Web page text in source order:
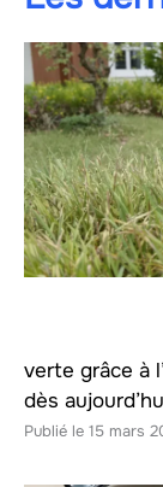
verte grâce à
dès
15 mars